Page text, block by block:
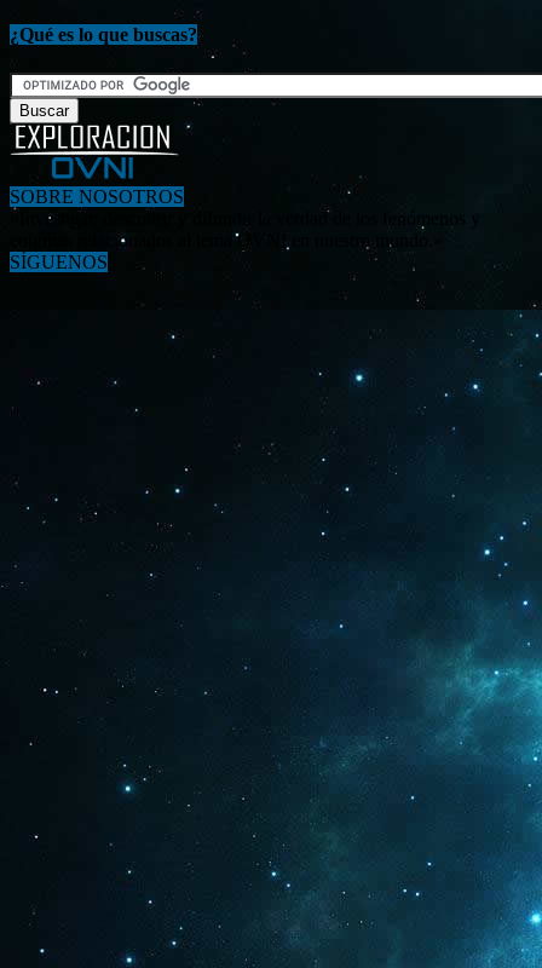
¿Qué es lo que buscas?
SOBRE NOSOTROS
«Investigar, descubrir y difundir la verdad de los fenómenos y
enigmas relacionados al tema OVNI en nuestro mundo.»
SÍGUENOS